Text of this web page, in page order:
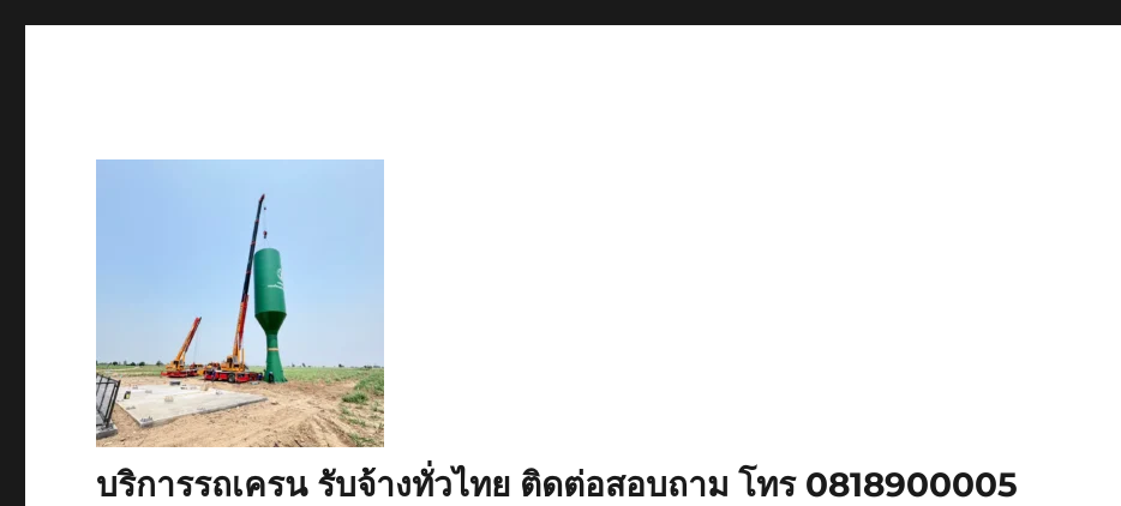
บริการรถเครน รับจ้างทั่วไทย ติดต่อสอบถาม โทร 0818900005